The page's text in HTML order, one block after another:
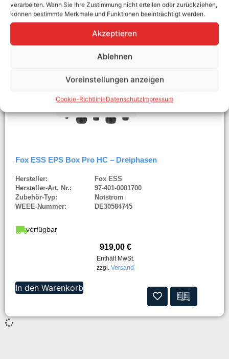
verarbeiten. Wenn Sie Ihre Zustimmung nicht erteilen oder zurückziehen,
können bestimmte Merkmale und Funktionen beeinträchtigt werden.
Akzeptieren
Ablehnen
Voreinstellungen anzeigen
Cookie-RichtlinieDatenschutzImpressum
Fox ESS EPS Box Pro HC – Dreiphasen
Hersteller:
Fox ESS
Hersteller-Art. Nr.:
97-401-0001700
Zubehör-Typ:
Notstrom
WEEE-Nummer:
DE30584745
verfügbar
919,00 €
Enthält MwSt.
zzgl. Versand
In den Warenkorb